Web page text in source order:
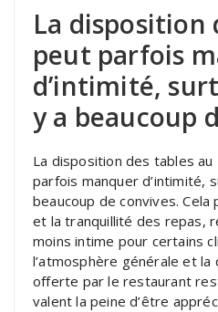
La disposition
peut parfois
d’intimité,
y a beaucoup
La disposition des tables
parfois manquer d’intimité,
beaucoup de convives. Cela
et la tranquillité des repas,
moins intime pour certains
l’atmosphère générale et la
offerte par le restaurant
valent la peine d’être